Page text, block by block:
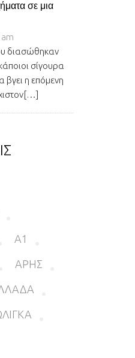
σε μια
am
διασώθηκαν
σίγουρα
βγει η επόμενη
Α1
ΑΡΗΣ